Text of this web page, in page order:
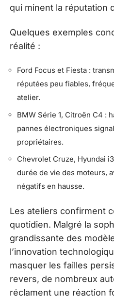
qui minent la réputation
Quelques exemples
réalité :
Ford Focus et Fiesta :
réputées peu fiables,
atelier.
BMW Série 1, Citroën C4 :
pannes électroniques
propriétaires.
Chevrolet Cruze, Hyundai
durée de vie des moteurs,
négatifs en hausse.
Les ateliers confirment
quotidien. Malgré la
grandissante des
l’innovation
masquer les failles
revers, de nombreux
réclament une réaction